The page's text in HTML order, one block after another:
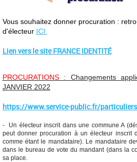
Vous souhaitez donner procuration :
d'électeur ICI
Lien vers le site FRANCE IDENTITÉ
PROCURATIONS : Changements
JANVIER 2022
https://www.service-public.fr/
- Un électeur inscrit dans une commune A
peut donner procuration à un électeur inscrit
comme étant le mandataire). Le mandataire
dans le bureau de vote du mandant (dans la
sa place.